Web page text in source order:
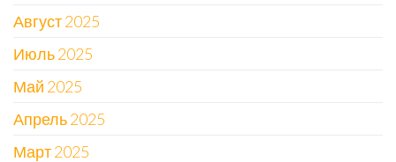
Август 2025
Июль 2025
Май 2025
Апрель 2025
Март 2025